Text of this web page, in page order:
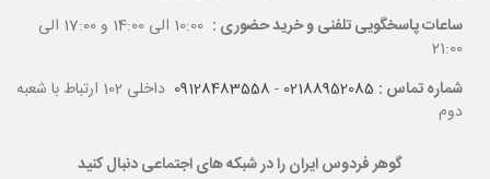
ساعات پاسخگویی تلفنی و خرید حضوری :
10:00 الی 14:00 و 17:00 الی
21:00
شماره تماس : 02188952085
-
09128483558
داخلی 102 ارتباط با شعبه
دوم
گوهر فردوس ایران را در شبکه های اجتماعی دنبال کنید